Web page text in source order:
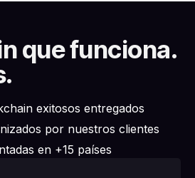
que funciona.
exitosos entregados
por nuestros clientes
en +15 países